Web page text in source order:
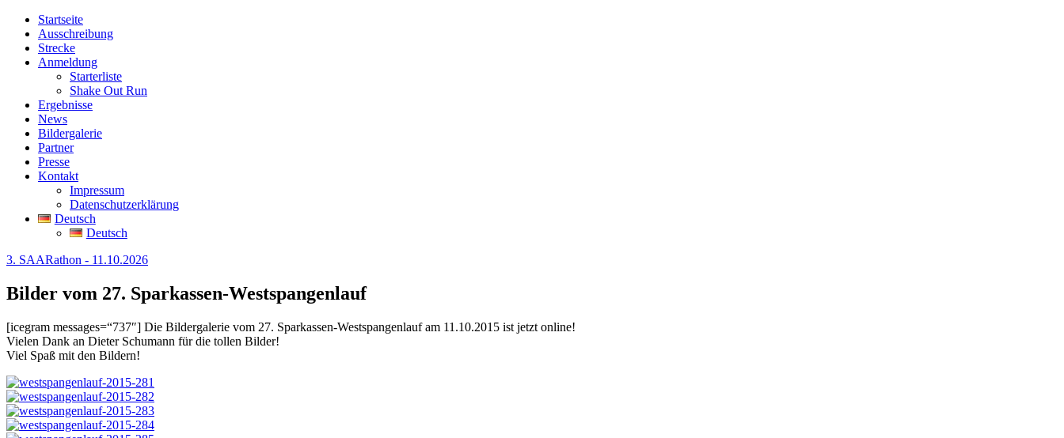
Startseite
Ausschreibung
Strecke
Anmeldung
Starterliste
Shake Out Run
Ergebnisse
News
Bildergalerie
Partner
Presse
Kontakt
Impressum
Datenschutzerklärung
Deutsch
Deutsch
3. SAARathon - 11.10.2026
Bilder vom 27. Sparkassen-Westspangenlauf
[icegram messages=“737″] Die Bildergalerie vom 27. Sparkassen-Westspangenlauf am 11.10.2015 ist jetzt online!
Vielen Dank an Dieter Schumann für die tollen Bilder!
Viel Spaß mit den Bildern!